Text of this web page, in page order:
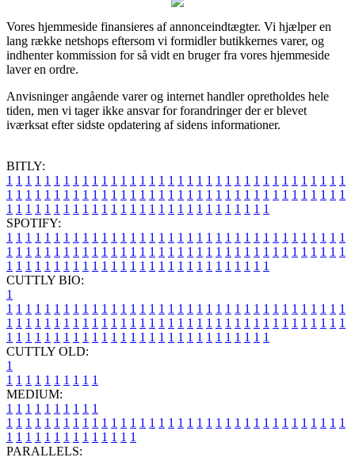
Vores hjemmeside finansieres af annonceindtægter. Vi hjælper en
lang række netshops eftersom vi formidler butikkernes varer, og
indhenter kommission for så vidt en bruger fra vores hjemmeside
laver en ordre.
Anvisninger angående varer og internet handler opretholdes hele
tiden, men vi tager ikke ansvar for forandringer der er blevet
iværksat efter sidste opdatering af sidens informationer.
BITLY:
1 1 1 1 1 1 1 1 1 1 1 1 1 1 1 1 1 1 1 1 1 1 1 1 1 1 1 1 1 1 1 1 1 1 1 1
1 1 1 1 1 1 1 1 1 1 1 1 1 1 1 1 1 1 1 1 1 1 1 1 1 1 1 1 1 1 1 1 1 1 1 1
1 1 1 1 1 1 1 1 1 1 1 1 1 1 1 1 1 1 1 1 1 1 1 1 1 1 1 1
SPOTIFY:
1 1 1 1 1 1 1 1 1 1 1 1 1 1 1 1 1 1 1 1 1 1 1 1 1 1 1 1 1 1 1 1 1 1 1 1
1 1 1 1 1 1 1 1 1 1 1 1 1 1 1 1 1 1 1 1 1 1 1 1 1 1 1 1 1 1 1 1 1 1 1 1
1 1 1 1 1 1 1 1 1 1 1 1 1 1 1 1 1 1 1 1 1 1 1 1 1 1 1 1
CUTTLY BIO:
1
1 1 1 1 1 1 1 1 1 1 1 1 1 1 1 1 1 1 1 1 1 1 1 1 1 1 1 1 1 1 1 1 1 1 1 1
1 1 1 1 1 1 1 1 1 1 1 1 1 1 1 1 1 1 1 1 1 1 1 1 1 1 1 1 1 1 1 1 1 1 1 1
1 1 1 1 1 1 1 1 1 1 1 1 1 1 1 1 1 1 1 1 1 1 1 1 1 1 1 1
CUTTLY OLD:
1
1 1 1 1 1 1 1 1 1 1
MEDIUM:
1 1 1 1 1 1 1 1 1 1
1 1 1 1 1 1 1 1 1 1 1 1 1 1 1 1 1 1 1 1 1 1 1 1 1 1 1 1 1 1 1 1 1 1 1 1
1 1 1 1 1 1 1 1 1 1 1 1 1 1
PARALLELS: